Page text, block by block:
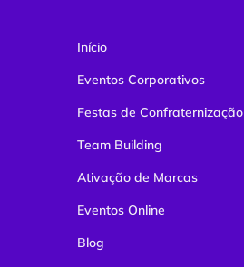
Início
Eventos Corporativos
Festas de Confraternização
Team Building
Ativação de Marcas
Eventos Online
Blog